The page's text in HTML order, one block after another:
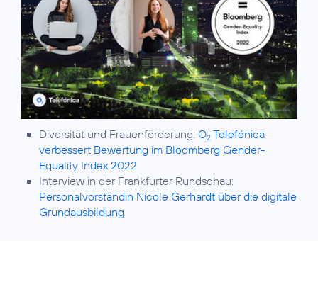
Diversität und Frauenförderung: O2 Telefónica
verbessert Bewertung im Bloomberg Gender-
Equality Index 2022
Interview in der Frankfurter Rundschau:
Personalvorständin Nicole Gerhardt über die digitale
Grundausbildung